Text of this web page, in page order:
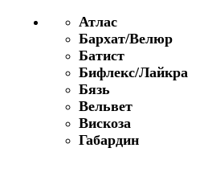
Атлас
Бархат/Велюр
Батист
Бифлекс/Лайкра
Бязь
Вельвет
Вискоза
Габардин